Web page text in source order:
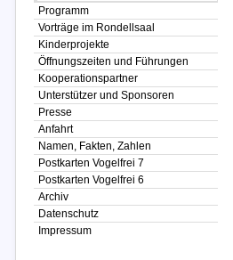
Programm
Vorträge im Rondellsaal
Kinderprojekte
Öffnungszeiten und Führungen
Kooperationspartner
Unterstützer und Sponsoren
Presse
Anfahrt
Namen, Fakten, Zahlen
Postkarten Vogelfrei 7
Postkarten Vogelfrei 6
Archiv
Datenschutz
Impressum